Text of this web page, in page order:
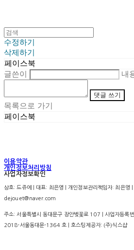
수정하기
삭제하기
페이스북
글쓴이
내
댓글 쓰기
목록으로 가기
페이스북
이용약관
개인정보처리방침
사업자정보확인
상호: 드쥬에 | 대표: 최은영 | 개인정보관리책임자: 최은
dejouet@naver.com
주소: 서울특별시 동대문구 장안벚꽃로 107 | 사업자등록
2018-서울동대문-1364 호| 호스팅제공자: (주)식스샵